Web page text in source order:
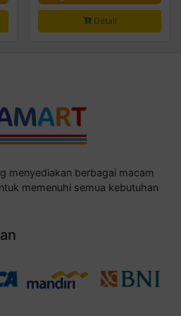
Detail
menyediakan berbagai macam
memenuhi semua kebutuhan